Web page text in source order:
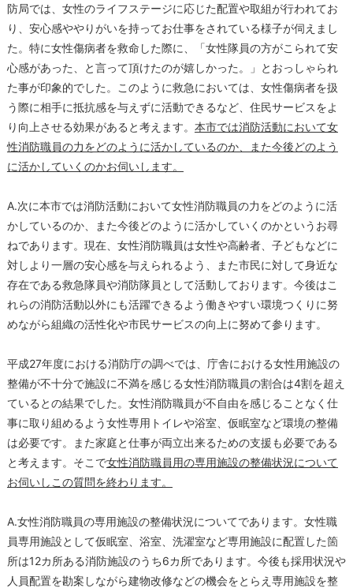
防局では、女性のライフステージに応じた配置や取組が行われてお
り、安心感ややりがいを持ってお仕事をされている様子が伺えまし
た。特に女性傷病者を救命した際に、「女性隊員の方がこられて安
心感があった、と言って頂けたのが嬉しかった。」とおっしゃられ
た事が印象的でした。このように救急においては、女性傷病者を扱
う際に相手に抵抗感を与えずに活動できるなど、住民サービスをよ
り向上させる効果があると考えます。 本市では消防活動において女
性消防職員の力をどのように活かしているのか、また今後どのよう
に活かしていくのかお伺いします。
A.次に本市では消防活動において女性消防職員の力をどのように活
かしているのか、また今後どのように活かしていくのかというお尋
ねであります。現在、女性消防職員は女性や高齢者、子どもなどに
対しより一層の安心感を与えられるよう、また市民に対して身近な
存在である救急隊員や消防隊員として活動しております。今後はこ
れらの消防活動以外にも活躍できるよう働きやすい環境つくりに努
めながら組織の活性化や市民サービスの向上に努めて参ります。
平成27年度における消防庁の調べでは、庁舎における女性用施設の
整備が不十分で施設に不満を感じる女性消防職員の割合は4割を超え
ているとの結果でした。女性消防職員が不自由を感じることなく仕
事に取り組めるよう女性専用トイレや浴室、仮眠室など環境の整備
は必要です。また家庭と仕事が両立出来るための支援も必要である
と考えます。そこで女性消防職員用の専用施設の整備状況について
お伺いしこの質問を終わります。
A.女性消防職員の専用施設の整備状況についてであります。女性職
員専用施設として仮眠室、浴室、洗濯室など専用施設に配置した箇
所は12カ所ある消防施設のうち6カ所であります。今後も採用状況や
人員配置を勘案しながら建物改修などの機会をとらえ専用施設を整